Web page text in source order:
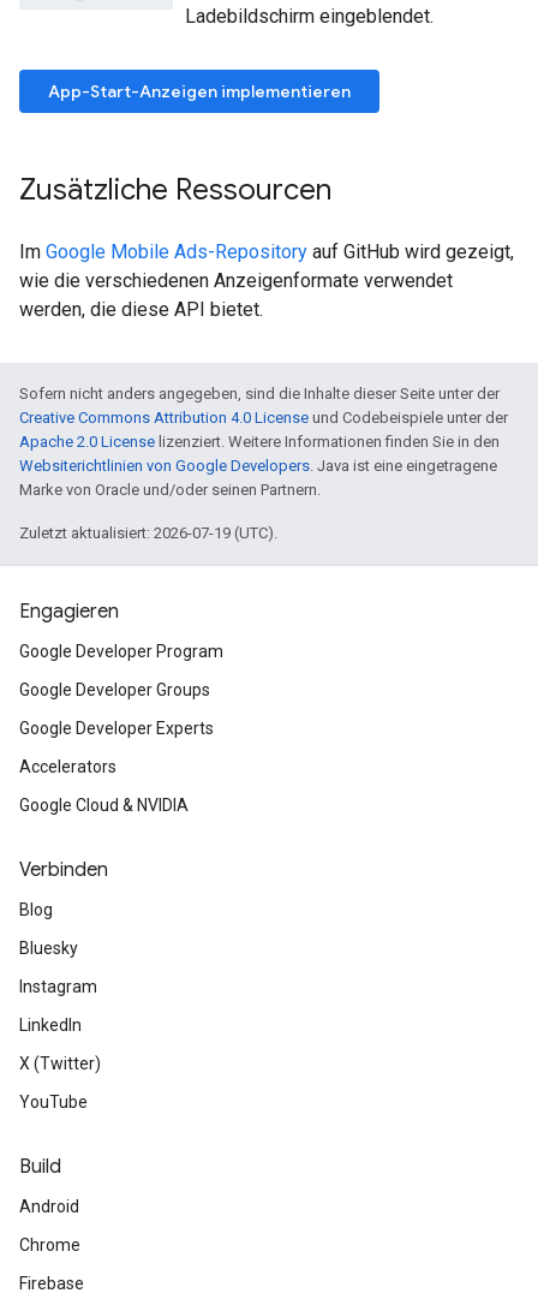
Ladebildschirm eingeblendet.
App-Start-Anzeigen implementieren
Zusätzliche Ressourcen
Im Google Mobile Ads-Repository auf GitHub wird gezeigt,
wie die verschiedenen Anzeigenformate verwendet
werden, die diese API bietet.
Sofern nicht anders angegeben, sind die Inhalte dieser Seite unter der
Creative Commons Attribution 4.0 License und Codebeispiele unter der
Apache 2.0 License lizenziert. Weitere Informationen finden Sie in den
Websiterichtlinien von Google Developers. Java ist eine eingetragene
Marke von Oracle und/oder seinen Partnern.
Zuletzt aktualisiert: 2026-07-19 (UTC).
Engagieren
Google Developer Program
Google Developer Groups
Google Developer Experts
Accelerators
Google Cloud & NVIDIA
Verbinden
Blog
Bluesky
Instagram
LinkedIn
X (Twitter)
YouTube
Build
Android
Chrome
Firebase